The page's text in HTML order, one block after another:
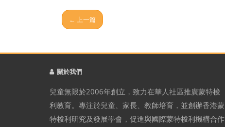
← 上一篇
關於我們
兒童無限於2006年創立，致力在華人社區推廣蒙特梭
利教育。專注於兒童、家長、教師培育，並創辦香港蒙
特梭利研究及發展學會，促進與國際蒙特梭利機構合作